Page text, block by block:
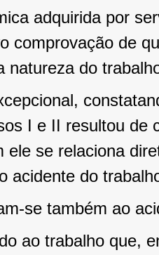
adquirida por
comprovação de
natureza do
I e II resultou de
ele se relaciona
acidente do
se também ao
ao trabalho que,